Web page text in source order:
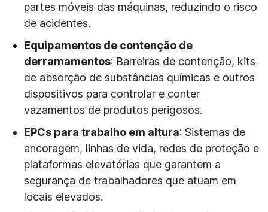
partes móveis das máquinas, reduzindo o risco
de acidentes.
Equipamentos de contenção de
derramamentos: Barreiras de contenção, kits
de absorção de substâncias químicas e outros
dispositivos para controlar e conter
vazamentos de produtos perigosos.
EPCs para trabalho em altura: Sistemas de
ancoragem, linhas de vida, redes de proteção e
plataformas elevatórias que garantem a
segurança de trabalhadores que atuam em
locais elevados.